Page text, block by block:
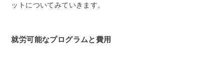
ットについてみていきます。
就労可能なプログラムと費用